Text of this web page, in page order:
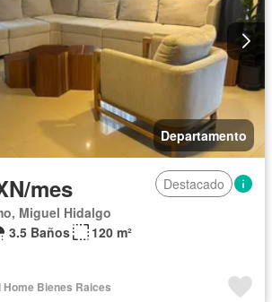
Departamento
mes
Destacado
Miguel Hidalgo
3.5 Baños
120 m²
Bienes Raices